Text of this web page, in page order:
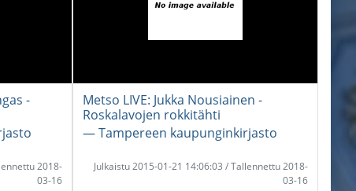
-
2018-
03-16
Metso LIVE: Jukka Nousiainen -
Roskalavojen rokkitähti
― Tampereen kaupunginkirjasto
Julkaistu 2015-01-21 14:06:03 / Tallennettu 2018-
03-16